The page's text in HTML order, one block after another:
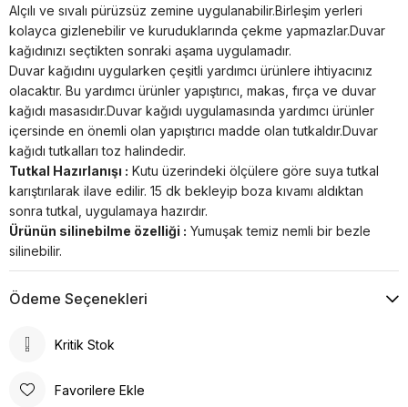
Alçılı ve sıvalı pürüzsüz zemine uygulanabilir.Birleşim yerleri
kolayca gizlenebilir ve kuruduklarında çekme yapmazlar.Duvar
kağıdınızı seçtikten sonraki aşama uygulamadır.
Duvar kağıdını uygularken çeşitli yardımcı ürünlere ihtiyacınız
olacaktır. Bu yardımcı ürünler yapıştırıcı, makas, fırça ve duvar
kağıdı masasıdır.Duvar kağıdı uygulamasında yardımcı ürünler
içersinde en önemli olan yapıştırıcı madde olan tutkaldır.Duvar
kağıdı tutkalları toz halindedir.
Tutkal Hazırlanışı : Kutu üzerindeki ölçülere göre suya tutkal
karıştırılarak ilave edilir. 15 dk bekleyip boza kıvamı aldıktan
sonra tutkal, uygulamaya hazırdır.
Ürünün silinebilme özelliği : Yumuşak temiz nemli bir bezle
silinebilir.
Ödeme Seçenekleri
Kritik Stok
Favorilere Ekle